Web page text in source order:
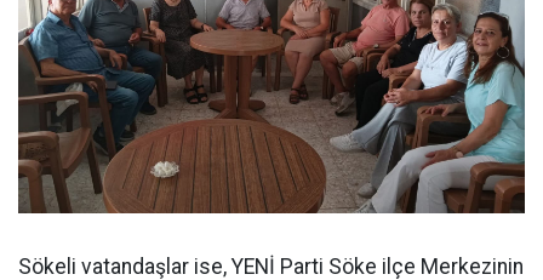
Sökeli vatandaşlar ise, YENİ Parti Söke ilçe Merkezinin